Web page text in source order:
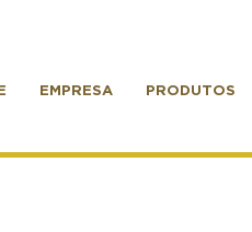
EMPRESA PRODUTOS